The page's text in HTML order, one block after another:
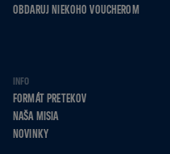
OBDARUJ NIEKOHO VOUCHEROM
INFO
FORMÁT PRETEKOV
NAŠA MISIA
NOVINKY